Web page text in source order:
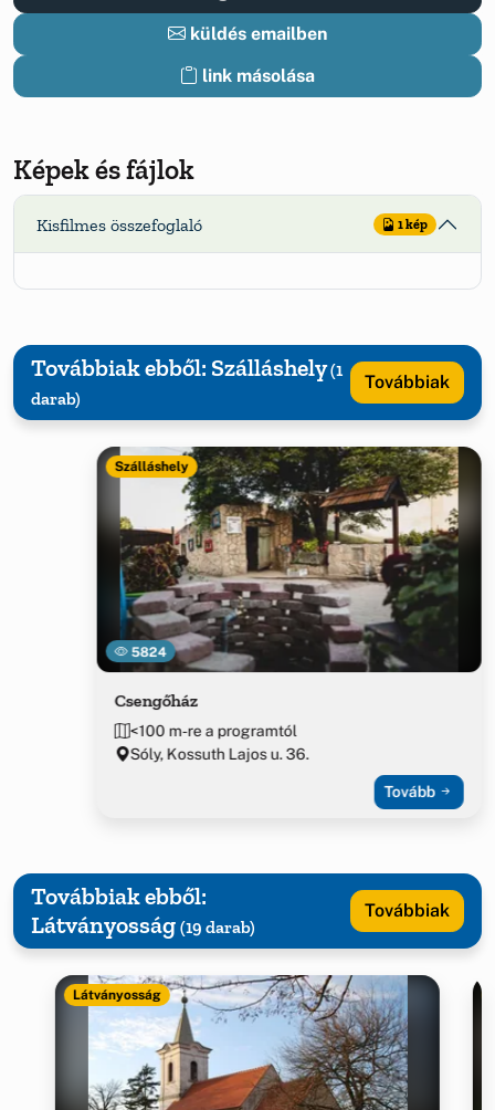
küldés emailben
link másolása
Képek és fájlok
Kisfilmes összefoglaló 1 kép
Továbbiak ebből: Szálláshely(1
darab)
Továbbiak
5824
Szálláshely
Csengőház
<100 m-re a programtól
Sóly, Kossuth Lajos u. 36.
Tovább
Továbbiak ebből:
Látványosság (19 darab)
Továbbiak
Látványosság